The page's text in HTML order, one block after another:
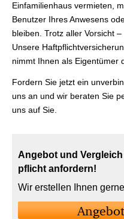
Einfamilienhaus vermieten,
Benutzer Ihres Anwesens
bleiben. Trotz aller Vorsicht
Unsere
nimmt Ihnen als Eigentümer
Fordern Sie jetzt ein
uns an und wir beraten Sie
uns auf Sie.
Angebot und
pflicht anfordern!
Wir erstellen Ihnen